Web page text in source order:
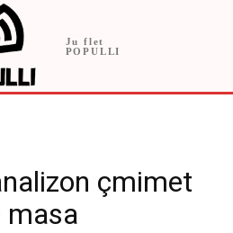
Ju flet
POPULLI
çmimet
masa